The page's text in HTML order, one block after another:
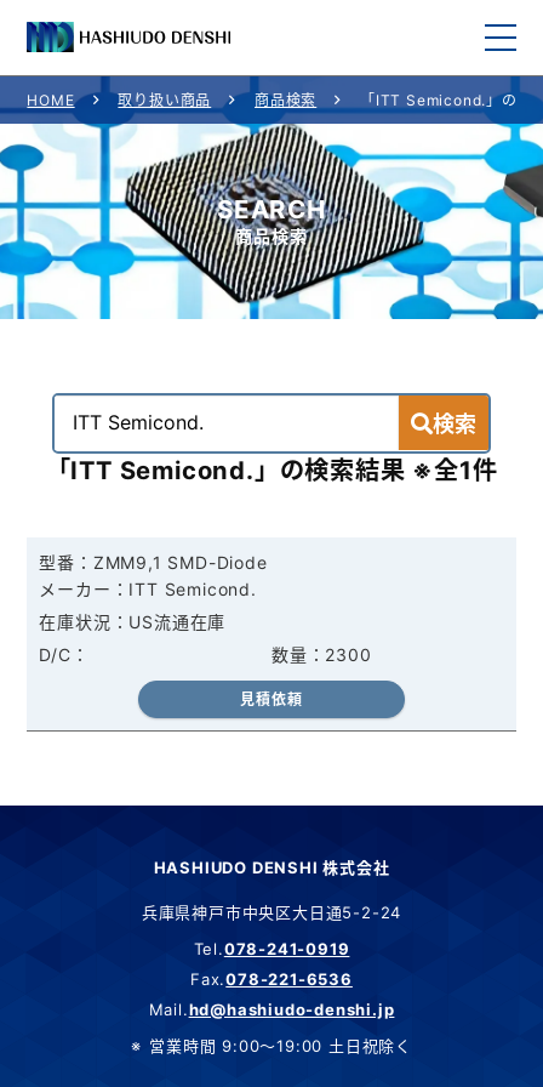
HOME
取り扱い商品
取り扱いメーカー一覧
ご利用案内
お問い合わせ
HOME 取り扱い商品 商品検索 「ITT Semicond.」の検
SEARCH
商品検索
検索
「ITT Semicond.」の検索結果 ※全1件
ZMM9,1 SMD-Diode
ITT Semicond.
2300
US流通在庫
見積依頼
HASHIUDO DENSHI 株式会社
兵庫県神戸市中央区大日通5-2-24
Tel.078-241-0919
Fax.078-221-6536
Mail.hd@hashiudo-denshi.jp
営業時間 9:00～19:00 土日祝除く